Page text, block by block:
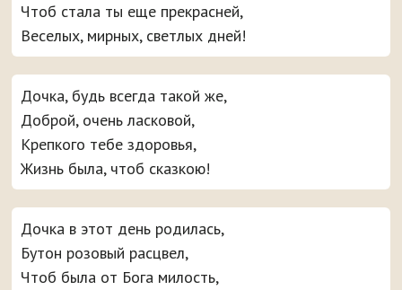
Чтоб стала ты еще прекрасней,
Веселых, мирных, светлых дней!
Дочка, будь всегда такой же,
Доброй, очень ласковой,
Крепкого тебе здоровья,
Жизнь была, чтоб сказкою!
Дочка в этот день родилась,
Бутон розовый расцвел,
Чтоб была от Бога милость,